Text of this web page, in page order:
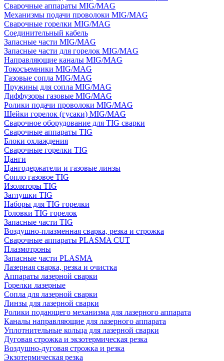
Сварочные аппараты MIG/MAG
Механизмы подачи проволоки MIG/MAG
Сварочные горелки MIG/MAG
Соединительный кабель
Запасные части MIG/MAG
Запасные части для горелок MIG/MAG
Направляющие каналы MIG/MAG
Токосъемники MIG/MAG
Газовые сопла MIG/MAG
Пружины для сопла MIG/MAG
Диффузоры газовые MIG/MAG
Ролики подачи проволоки MIG/MAG
Шейки горелок (гусаки) MIG/MAG
Сварочное оборудование для TIG сварки
Сварочные аппараты TIG
Блоки охлаждения
Сварочные горелки TIG
Цанги
Цангодержатели и газовые линзы
Сопло газовое TIG
Изоляторы TIG
Заглушки TIG
Наборы для TIG горелки
Головки TIG горелок
Запасные части TIG
Воздушно-плазменная сварка, резка и строжка
Сварочные аппараты PLASMA CUT
Плазмотроны
Запасные части PLASMA
Лазерная сварка, резка и очистка
Аппараты лазерной сварки
Горелки лазерные
Сопла для лазерной сварки
Линзы для лазерной сварки
Ролики подающего механизма для лазерного аппарата
Каналы направляющие для лазерного аппарата
Уплотнительные кольца для лазерной сварки
Дуговая строжка и экзотермическая резка
Воздушно-дуговая строжка и резка
Экзотермическая резка